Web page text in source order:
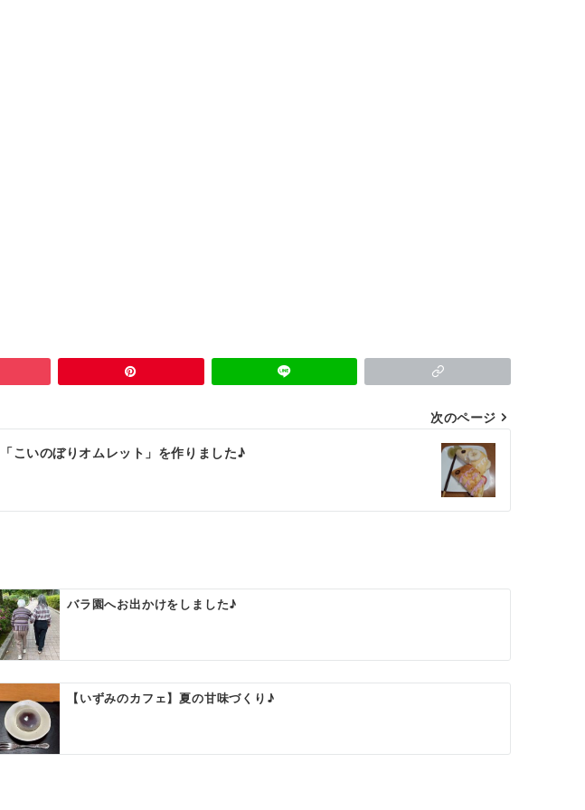
次のページ
「こいのぼりオムレット」を作りました♪
バラ園へお出かけをしました♪
【いずみのカフェ】夏の甘味づくり♪